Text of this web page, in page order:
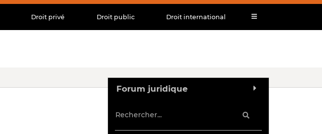
Droit privé Droit public Droit international
Forum juridique